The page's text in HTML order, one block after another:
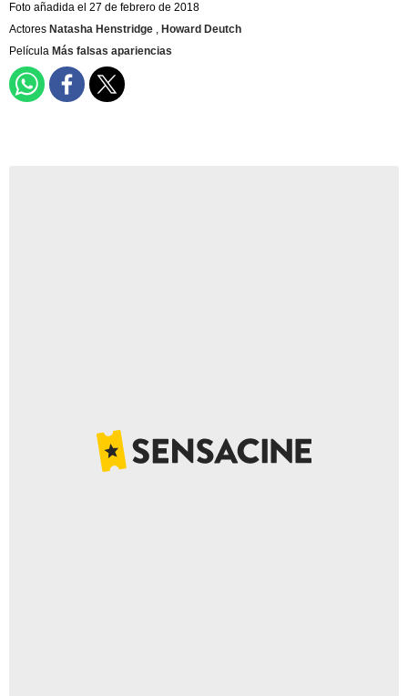
Foto añadida el 27 de febrero de 2018
Actores Natasha Henstridge , Howard Deutch
Película Más falsas apariencias